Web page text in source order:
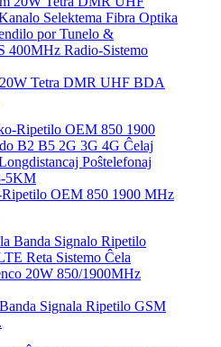
Tetra DMR UHF BDA
OEM 850 1900 MHz
Signala Ripetilo GSM